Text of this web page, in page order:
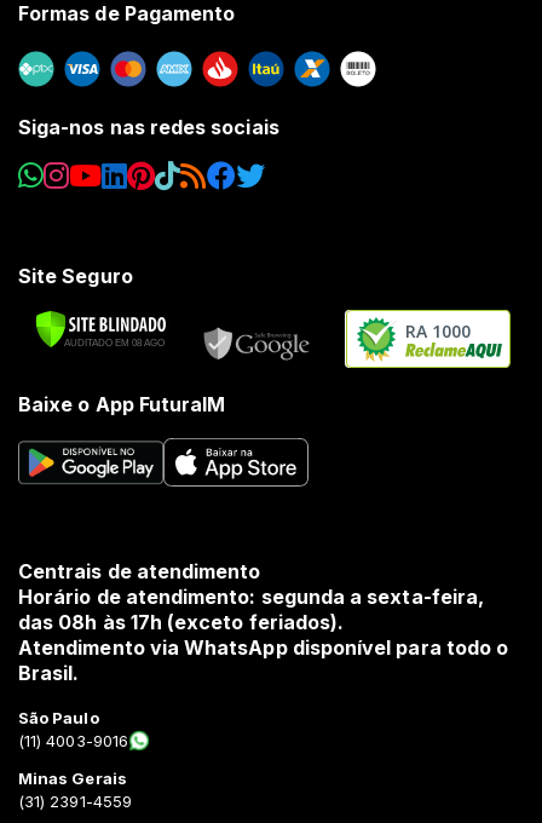
Formas de Pagamento
Siga-nos nas redes sociais
Site Seguro
RA 1000
Baixe o App FuturaIM
Centrais de atendimento
Horário de atendimento: segunda a sexta-feira,
das 08h às 17h (exceto feriados).
Atendimento via WhatsApp disponível para todo o
Brasil.
São Paulo
(11) 4003-9016
Minas Gerais
(31) 2391-4559